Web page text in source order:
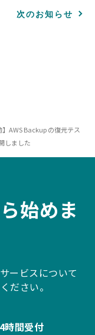
次のお知らせ
AWS Backup の復元テス
しました
始めま
ービスについて
ださい。
間受付